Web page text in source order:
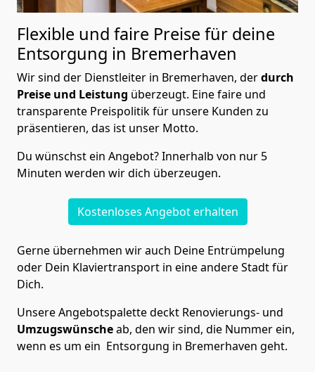
Flexible und faire Preise für deine
Entsorgung in Bremer­haven
Wir sind der Dienstleiter in Bremer­haven, derdurch
Preise und Leistung überzeugt. Eine faire und
transparente Preispolitik für unsere Kunden zu
präsentieren, das ist unser Motto.
Du wünschst ein Angebot? Innerhalb von nur 5
Minuten werden wir dich überzeugen.
Kostenloses Angebot erhalten
Gerne übernehmen wir auch Deine Entrümpelung
oder Dein Klaviertransport in eine andere Stadt für
Dich.
Unsere Angebotspalette deckt Renovierungs- und
Umzugswünscheab, den wir sind, die Nummer ein,
wenn es um ein Entsorgung in Bremer­haven geht.